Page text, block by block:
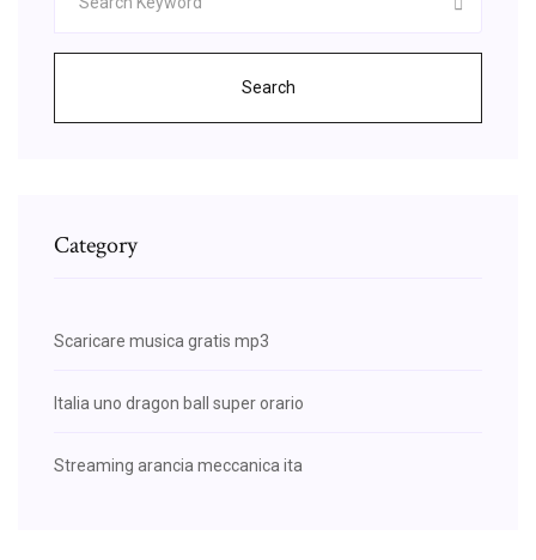
Search
Category
Scaricare musica gratis mp3
Italia uno dragon ball super orario
Streaming arancia meccanica ita